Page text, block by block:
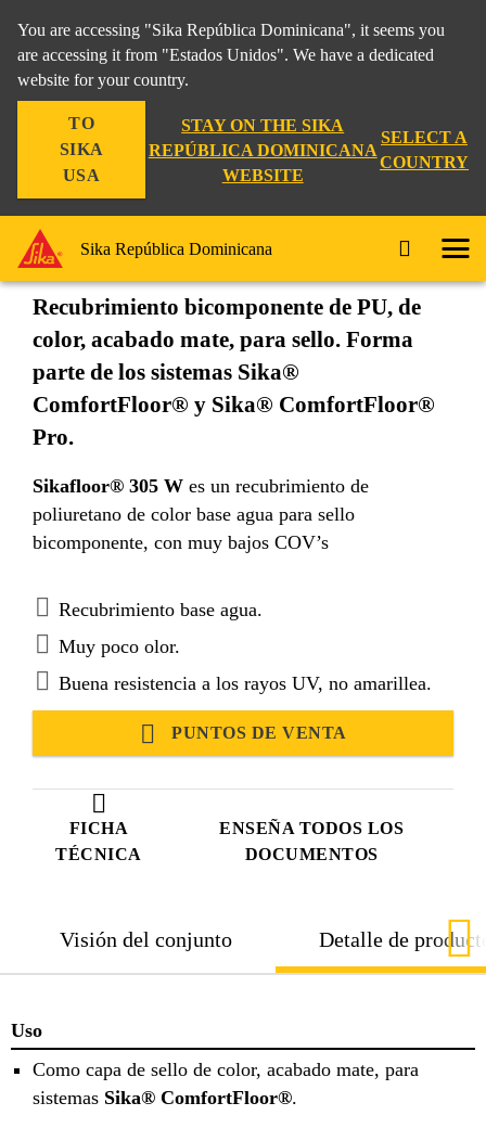
You are accessing "Sika República Dominicana", it seems you
are accessing it from "Estados Unidos". We have a dedicated
website for your country.
TO
SIKA
USA
STAY ON THE SIKA
REPÚBLICA DOMINICANA
WEBSITE
SELECT A
COUNTRY
Sika República Dominicana
FICHA
TÉCNICA
ENSEÑA TODOS LOS
DOCUMENTOS
Sikafloor®-305 W
Recubrimiento bicomponente de PU, de
color, acabado mate, para sello. Forma
parte de los sistemas Sika®
ComfortFloor® y Sika® ComfortFloor®
Pro.
Sikafloor® 305 W es un recubrimiento de
poliuretano de color base agua para sello
bicomponente, con muy bajos COV’s
Recubrimiento base agua.
Muy poco olor.
Buena resistencia a los rayos UV, no amarillea.
PUNTOS DE VENTA
Visión del conjunto Detalle de
Uso
Como capa de sello de color, acabado mate, para
sistemas Sika® ComfortFloor®.